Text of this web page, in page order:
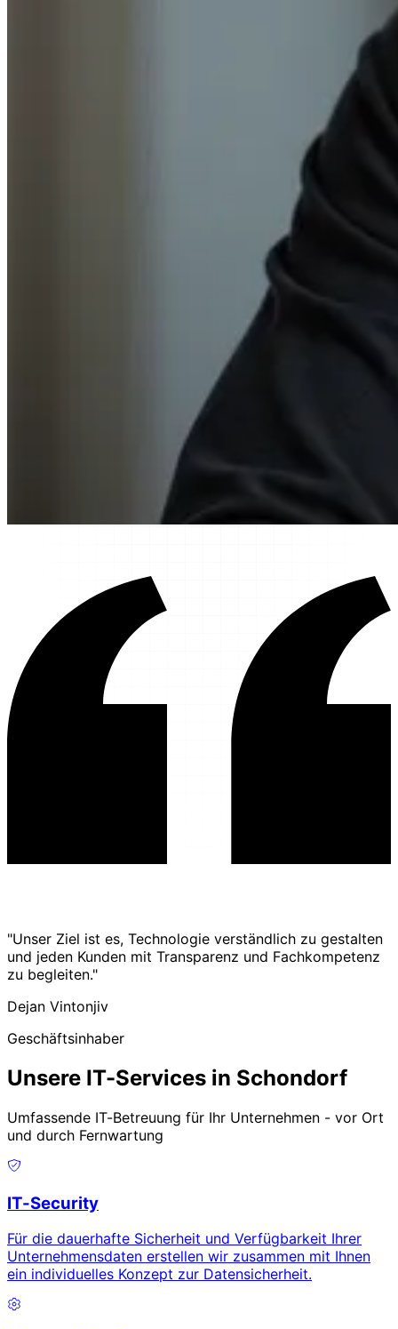
"Unser Ziel ist es, Technologie verständlich zu gestalten
und jeden Kunden mit Transparenz und Fachkompetenz
zu begleiten."
Dejan Vintonjiv
Geschäftsinhaber
Unsere IT-Services in Schondorf
Umfassende IT-Betreuung für Ihr Unternehmen - vor Ort
und durch Fernwartung
IT-Security
Für die dauerhafte Sicherheit und Verfügbarkeit Ihrer
Unternehmensdaten erstellen wir zusammen mit Ihnen
ein individuelles Konzept zur Datensicherheit.